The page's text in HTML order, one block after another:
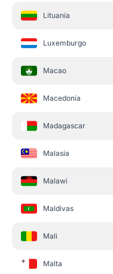
Lituania
Luxemburgo
Macao
Macedonia
Madagascar
Malasia
Malawi
Maldivas
Mali
Malta